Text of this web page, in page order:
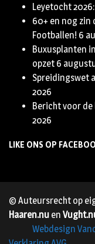
Leyetocht
60+ en nog zin
Footballen! 6
Buxusplanten
opzet 6
Spreidingswet
2026
Bericht voor de
2026
LIKE ONS OP
© Auteursrecht op
Haaren.nu en
Webdesign